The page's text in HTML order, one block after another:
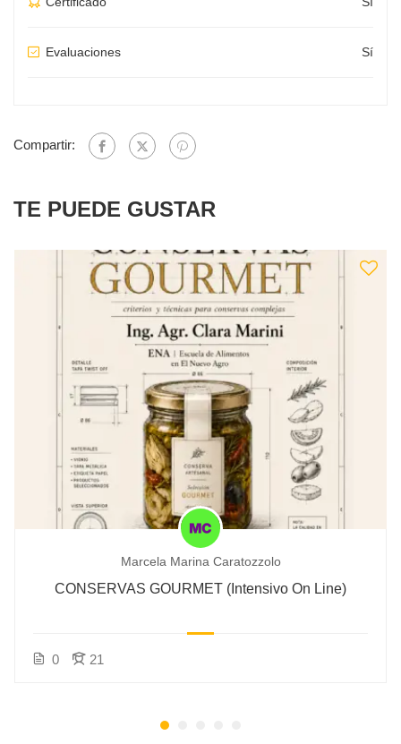
Evaluaciones Sí
Compartir:
TE PUEDE GUSTAR
Marcela Marina Caratozzolo
CONSERVAS GOURMET (Intensivo On Line)
0 21